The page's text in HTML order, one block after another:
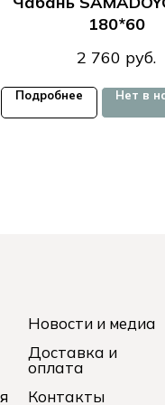
180*60
2 760 руб.
Подробнее Нет в
Новости и медиа
Доставка и
оплата
Контакты